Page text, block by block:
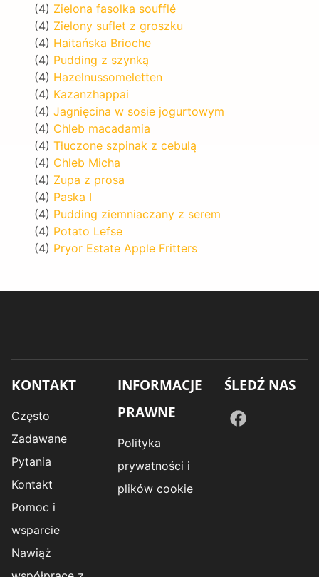
(4) Zielona fasolka soufflé
(4) Zielony suflet z groszku
(4) Haitańska Brioche
(4) Pudding z szynką
(4) Hazelnussomeletten
(4) Kazanzhappai
(4) Jagnięcina w sosie jogurtowym
(4) Chleb macadamia
(4) Tłuczone szpinak z cebulą
(4) Chleb Micha
(4) Zupa z prosa
(4) Paska I
(4) Pudding ziemniaczany z serem
(4) Potato Lefse
(4) Pryor Estate Apple Fritters
KONTAKT
Często
Zadawane
Pytania
Kontakt
Pomoc i
wsparcie
Nawiąż
INFORMACJE
PRAWNE
Polityka
prywatności i
plików cookie
ŚLEDŹ NAS